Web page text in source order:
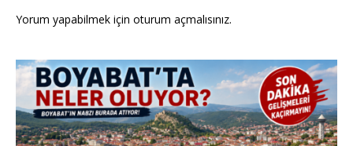
Yorum yapabilmek için oturum açmalısınız.